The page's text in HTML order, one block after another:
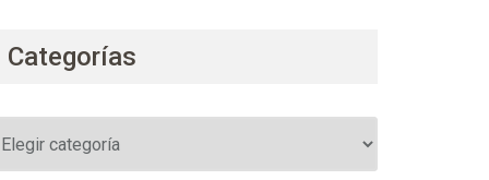
Categorías